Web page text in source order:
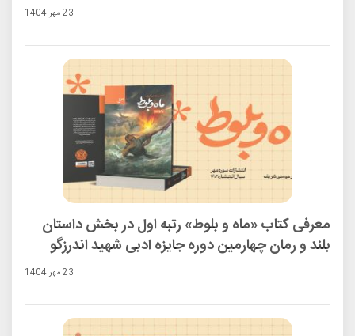
23 مهر 1404
معرفی کتاب «ماه و بلوط» رتبه اول در بخش داستان
بلند و رمان چهارمین دوره جایزه ادبی شهید اندرزگو
23 مهر 1404